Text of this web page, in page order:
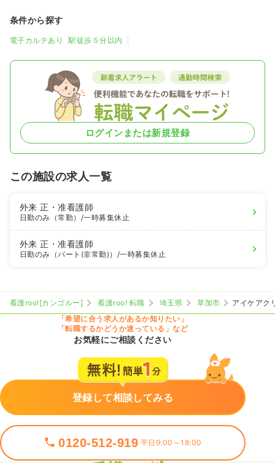
条件から探す
電子カルテあり 駅徒歩５分以内
ログインまたは新規登録
この施設の求人一覧
外来正・准看護師
日勤のみ（常勤） /一時募集休止
外来正・准看護師
日勤のみ（パート(非常勤)） /一時募集休止
看護roo![カンゴルー] 看護roo! 転職 埼玉県 草加市
アイケアク
「希望に合う求人があるか知りたい」
「転職するかどうか迷っている」など
お気軽にご相談ください
登録して相談してみる
0120-512-919 平日9:00～18:00